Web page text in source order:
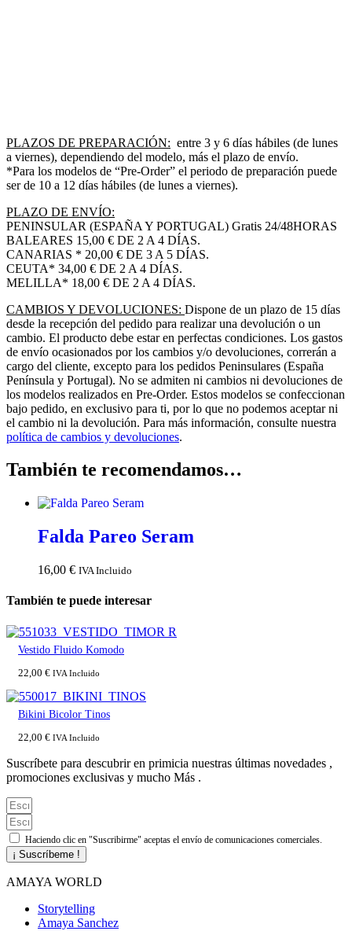
PLAZOS DE PREPARACIÓN: entre 3 y 6 días hábiles (de lunes
a viernes), dependiendo del modelo, más el plazo de envío.
*Para los modelos de “Pre-Order” el periodo de preparación puede
ser de 10 a 12 días hábiles (de lunes a viernes).
PLAZO DE ENVÍO:
PENINSULAR (ESPAÑA Y PORTUGAL) Gratis 24/48HORAS
BALEARES 15,00 € DE 2 A 4 DÍAS.
CANARIAS * 20,00 € DE 3 A 5 DÍAS.
CEUTA* 34,00 € DE 2 A 4 DÍAS.
MELILLA* 18,00 € DE 2 A 4 DÍAS.
CAMBIOS Y DEVOLUCIONES: Dispone de un plazo de 15 días
desde la recepción del pedido para realizar una devolución o un
cambio. El producto debe estar en perfectas condiciones. Los gastos
de envío ocasionados por los cambios y/o devoluciones, correrán a
cargo del cliente, excepto para los pedidos Peninsulares (España
Península y Portugal). No se admiten ni cambios ni devoluciones de
los modelos realizados en Pre-Order. Estos modelos se confeccionan
bajo pedido, en exclusivo para ti, por lo que no podemos aceptar ni
el cambio ni la devolución. Para más información, consulte nuestra
política de cambios y devoluciones.
También te recomendamos…
Falda Pareo Seram
16,00 € IVA Incluido
También te puede interesar
Vestido Fluido Komodo
22,00 € IVA Incluido
Bikini Bicolor Tinos
22,00 € IVA Incluido
Suscríbete para descubrir en primicia nuestras últimas novedades ,
promociones exclusivas y mucho Más .
Haciendo clic en "Suscribirme" aceptas el envío de comunicaciones comerciales.
¡ Suscríbeme !
AMAYA WORLD
Storytelling
Amaya Sanchez